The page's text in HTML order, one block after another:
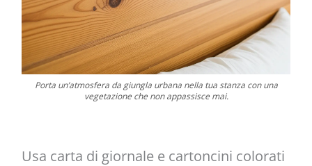
Porta un’atmosfera da giungla urbana nella tua stanza con una
vegetazione che non appassisce mai.
Usa carta di giornale e cartoncini colorati